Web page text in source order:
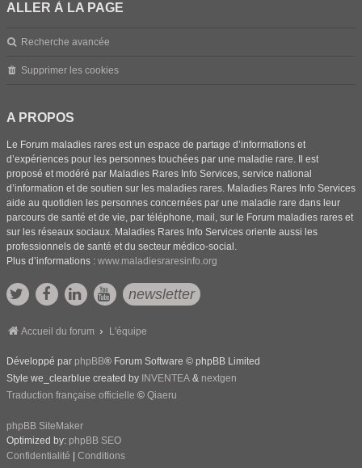
ALLER À LA PAGE
Recherche avancée
Supprimer les cookies
A PROPOS
Le Forum maladies rares est un espace de partage d’informations et
d’expériences pour les personnes touchées par une maladie rare. Il est
proposé et modéré par Maladies Rares Info Services, service national
d’information et de soutien sur les maladies rares. Maladies Rares Info Services
aide au quotidien les personnes concernées par une maladie rare dans leur
parcours de santé et de vie, par téléphone, mail, sur le Forum maladies rares et
sur les réseaux sociaux. Maladies Rares Info Services oriente aussi les
professionnels de santé et du secteur médico-social.
Plus d’informations : www.maladiesraresinfo.org
newsletter
Accueil du forum L'équipe
Développé par phpBB® Forum Software © phpBB Limited
Style we_clearblue created by INVENTEA & nextgen
Traduction française officielle © Qiaeru
phpBB SiteMaker
Optimized by: phpBB SEO
Confidentialité
Conditions